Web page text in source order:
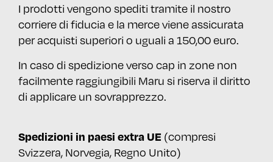
I prodotti vengono spediti tramite il nostro
corriere di fiducia e la merce viene assicurata
per acquisti superiori o uguali a 150,00 euro.
In caso di spedizione verso cap in zone non
facilmente raggiungibili Maru si riserva il diritto
di applicare un sovrapprezzo.
Spedizioni in paesi extra UE (compresi
Svizzera, Norvegia, Regno Unito)